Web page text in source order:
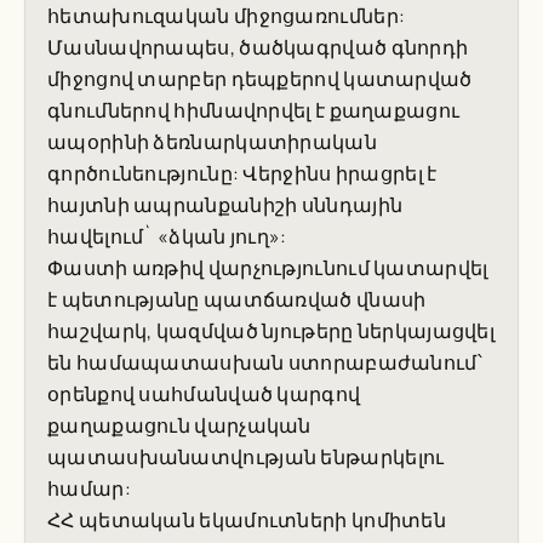
հետախուզական միջոցառումներ:
Մասնավորապես, ծածկագրված գնորդի
միջոցով տարբեր դեպքերով կատարված
գնումներով հիմնավորվել է քաղաքացու
ապօրինի ձեռնարկատիրական
գործունեությունը: Վերջինս իրացրել է
հայտնի ապրանքանիշի սննդային
հավելում` «ձկան յուղ»:
Փաստի առթիվ վարչությունում կատարվել
է պետությանը պատճառված վնասի
հաշվարկ, կազմված նյութերը ներկայացվել
են համապատասխան ստորաբաժանում՝
օրենքով սահմանված կարգով
քաղաքացուն վարչական
պատասխանատվության ենթարկելու
համար:
ՀՀ պետական եկամուտների կոմիտեն